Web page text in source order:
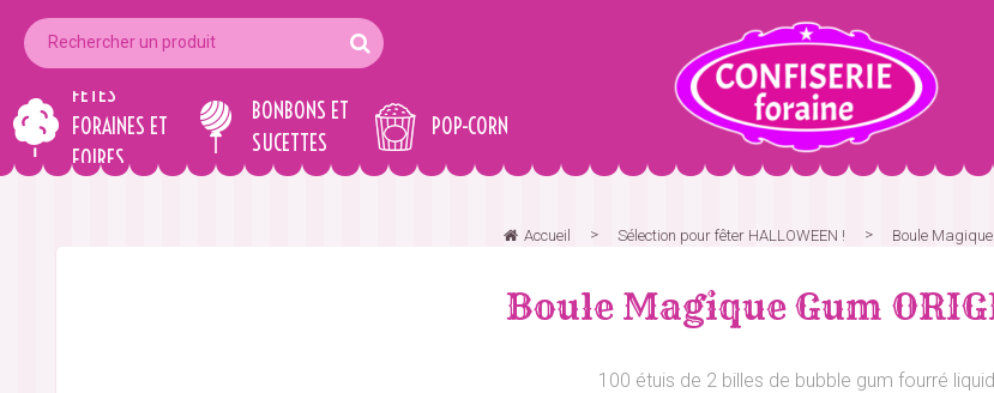
FÊTES
FORAINES ET
FOIRES
BONBONS ET
SUCETTES
POP-CORN
Accueil Sélection pour fêter HALLOWEEN ! Boule
Boule Magique Gum
100 étuis de 2 billes de bubble gum fourré